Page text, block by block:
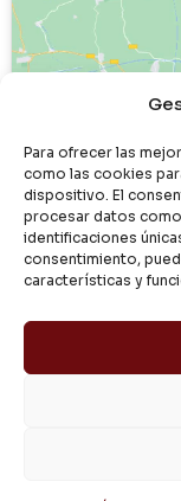
Para ofrecer las
como las cookies
dispositivo. El
procesar datos
identificaciones
consentimiento,
características y
Haz
Política